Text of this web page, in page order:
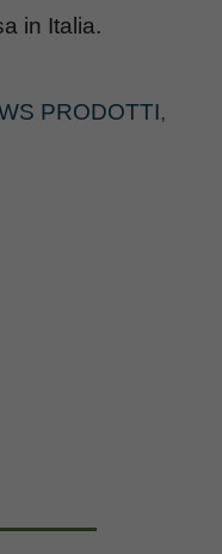
in Italia.
PRODOTTI,